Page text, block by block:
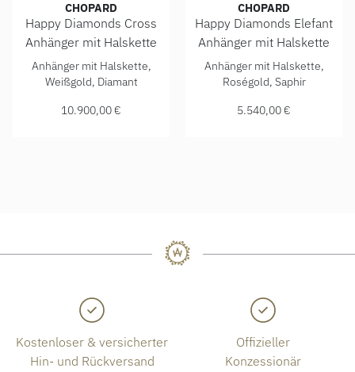
CHOPARD
Happy Diamonds Cross
Anhänger mit Halskette
Chopard Happy Diamonds Cross Anhänger mit Halskette,
Anhänger mit Halskette,
Weißgold, Diamant
10.900,00 €
CHOPARD
Happy Diamonds Elefant
Anhänger mit Halskette
Chopard Happy Diamonds
Anhänger mit Halskette,
Roségold, Saphir
5.540,00 €
Kostenloser & versicherter
Hin- und Rückversand
Offizieller
Konzessionär